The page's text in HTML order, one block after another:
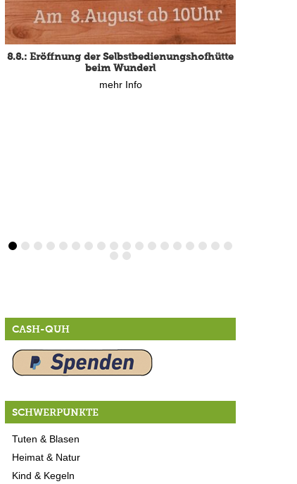
8.8.: Eröffnung der Selbstbedienungshofhütte
beim Wunderl
mehr Info
CASH-QUH
SCHWERPUNKTE
Tuten & Blasen
Heimat & Natur
Kind & Kegeln